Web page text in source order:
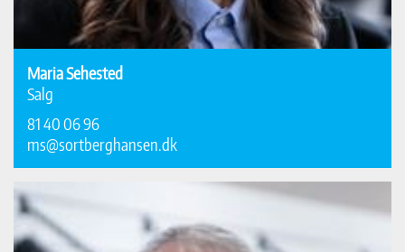
Maria Sehested
Salg
81 40 06 96
ms@sortberghansen.dk